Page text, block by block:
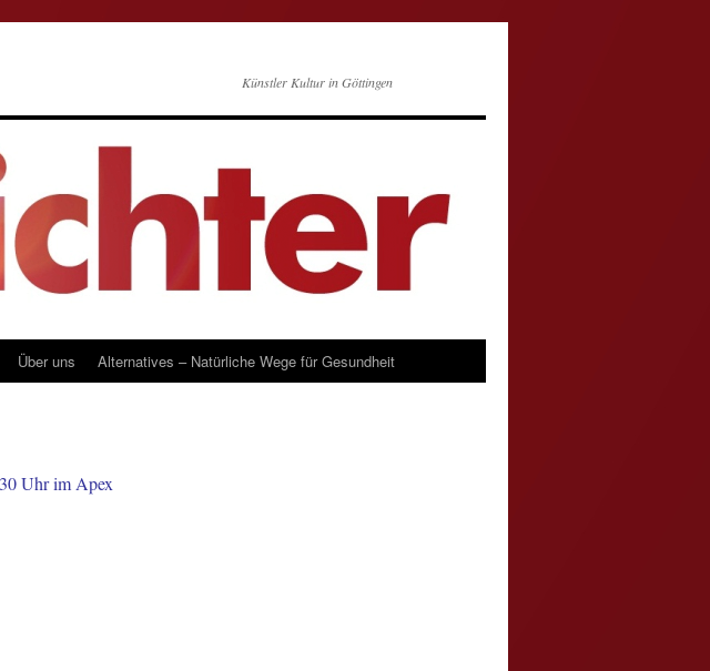
Künstler Kultur in Göttingen
Über uns Alternatives – Natürliche Wege für Gesundheit
Uhr im Apex